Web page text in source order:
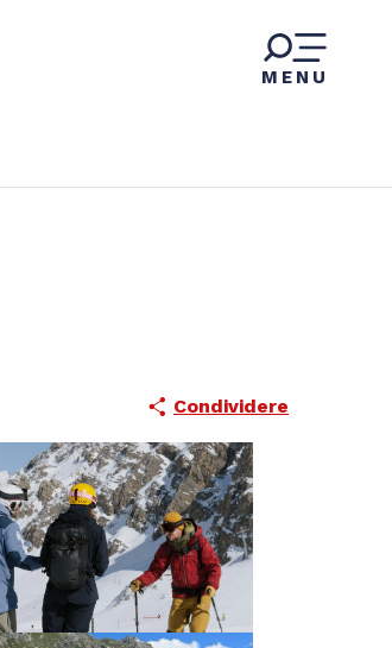
MENU
Condividere